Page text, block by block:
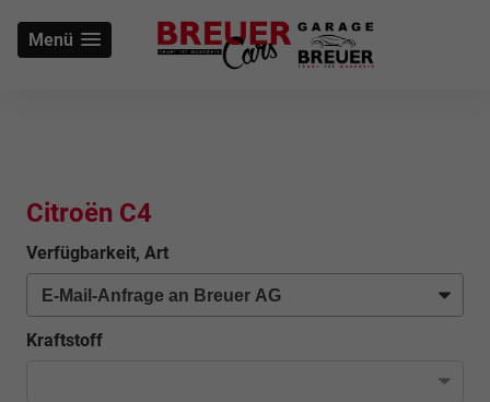
Menü
Citroën C4
Verfügbarkeit, Art
Kraftstoff